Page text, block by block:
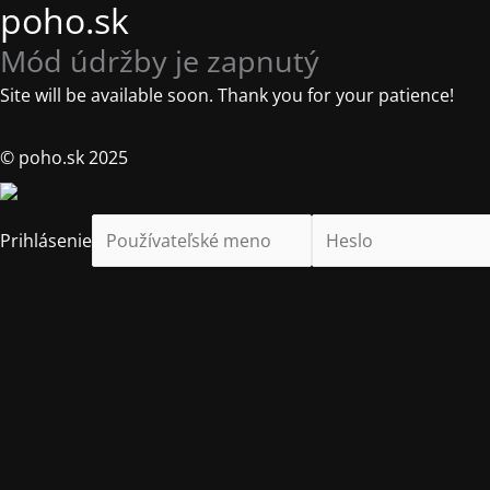
poho.sk
Mód údržby je zapnutý
Site will be available soon. Thank you for your patience!
© poho.sk 2025
Prihlásenie